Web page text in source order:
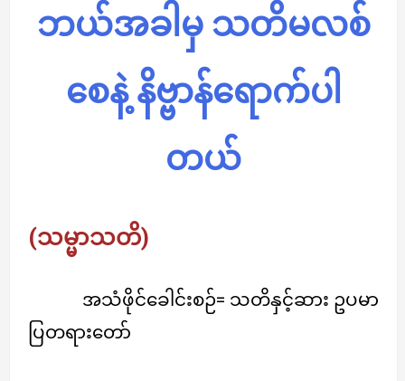
ဘယ်အခါမှ သတိမလစ်
စေနဲ့ နိဗ္ဗာန်ရောက်ပါ
တယ်
(သမ္မာသတိ)
အသံဖိုင်ခေါင်းစဉ်= သတိနှင့်ဆား ဥပမာ
ပြတရားတော်